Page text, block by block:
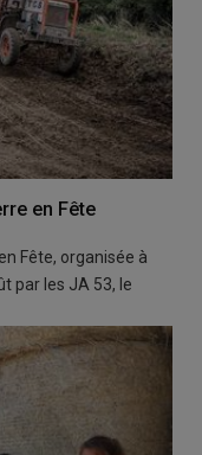
en Fête
Fête, organisée à
par les JA 53, le